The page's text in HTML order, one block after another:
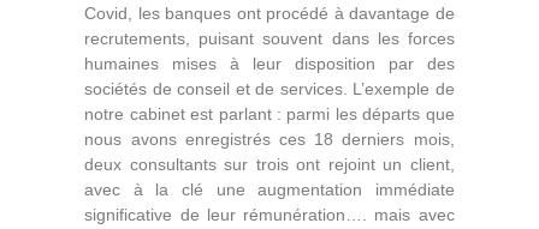
Covid, les banques ont procédé à davantage de
recrutements, puisant souvent dans les forces
humaines mises à leur disposition par des
sociétés de conseil et de services. L’exemple de
notre cabinet est parlant : parmi les départs que
nous avons enregistrés ces 18 derniers mois,
deux consultants sur trois ont rejoint un client,
avec à la clé une augmentation immédiate
significative de leur rémunération…. mais avec